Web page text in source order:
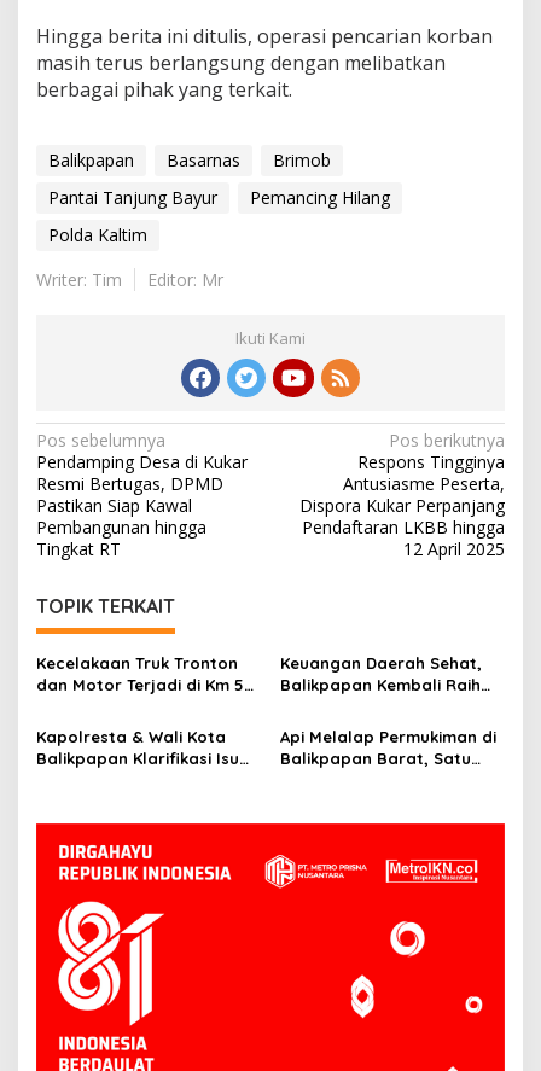
Hingga berita ini ditulis, operasi pencarian korban
masih terus berlangsung dengan melibatkan
berbagai pihak yang terkait.
Balikpapan Basarnas
Brimob
Pantai Tanjung Bayur
Pemancing Hilang
Polda Kaltim
Writer: Tim
Editor: Mr
Ikuti Kami
Navigasi
pos
Pos sebelumnya
Pendamping Desa di Kukar
Resmi Bertugas, DPMD
Pastikan Siap Kawal
Pembangunan hingga
Tingkat RT
Pos berikutnya
Respons Tingginya
Antusiasme Peserta,
Dispora Kukar Perpanjang
Pendaftaran LKBB hingga
12 April 2025
TOPIK TERKAIT
Kecelakaan Truk Tronton
dan Motor Terjadi di Km 5
Jadi Korban
Keuangan Daerah Sehat,
Balikpapan Kembali Raih
Kapolresta & Wali Kota
Balikpapan Klarifikasi Isu
Api Melalap Permukiman di
Balikpapan Barat, Satu